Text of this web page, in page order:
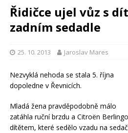
Řidičce ujel vůz s
zadním sedadle
25. 10. 2013 Jaroslav Mares
Nezvyklá nehoda se stala 5. října
dopoledne v Řevnicích.
Mladá žena pravděpodobně málo
zatáhla ruční brzdu a Citroën
dítětem, které sedělo vzadu na